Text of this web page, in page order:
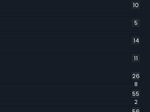
10
5
14
11
26
8
55
2